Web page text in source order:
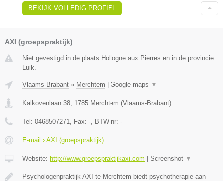
BEKIJK VOLLEDIG PROFIEL
AXI (groepspraktijk)
Niet gevestigd in de plaats Hollogne aux Pierres en in de provincie
Luik.
Vlaams-Brabant » Merchtem | Google maps ▼
Kalkovenlaan 38 1785 Merchtem (Vlaams-Brabant)
Tel: 0468507271 , Fax: - , BTW-nr: -
E-mail › AXI (groepspraktijk)
Website: http://www.groepspraktijkaxi.com | Screenshot ▼
Psychologenpraktijk AXI te Merchtem biedt psychotherapie aan